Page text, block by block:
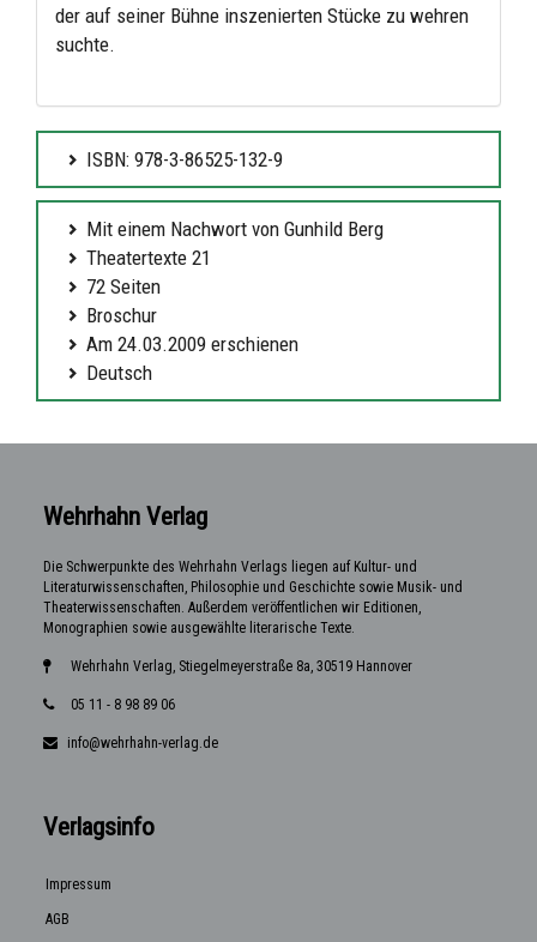
der auf seiner Bühne inszenierten Stücke zu wehren
suchte.
ISBN: 978-3-86525-132-9
Mit einem Nachwort von Gunhild Berg
Theatertexte 21
72 Seiten
Broschur
Am 24.03.2009 erschienen
Deutsch
Wehrhahn Verlag
Die Schwerpunkte des Wehrhahn Verlags liegen auf Kultur- und
Literaturwissenschaften, Philosophie und Geschichte sowie Musik- und
Theaterwissenschaften. Außerdem veröffentlichen wir Editionen,
Monographien sowie ausgewählte literarische Texte.
Wehrhahn Verlag, Stiegelmeyerstraße 8a, 30519 Hannover
05 11 - 8 98 89 06
info@wehrhahn-verlag.de
Verlagsinfo
Impressum
AGB